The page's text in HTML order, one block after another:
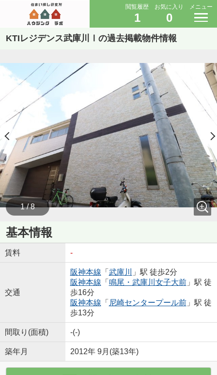
閲覧履歴
1
お気に入り
0
メニュー
KTIレジデンス武庫川Ⅰの過去掲載物件情報
1 / 8
基本情報
賃料 -
交通
阪神本線 「 武庫川
」駅 徒歩2分
阪神本線 「 鳴尾・武庫川女子大前」駅 徒
歩16分
阪神本線 「 尼崎センタープール前」駅 徒
歩13分
間取り(面積) -(-)
築年月 2012年 9月(築13年)